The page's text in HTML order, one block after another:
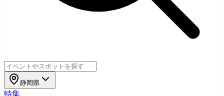
静岡県
特集